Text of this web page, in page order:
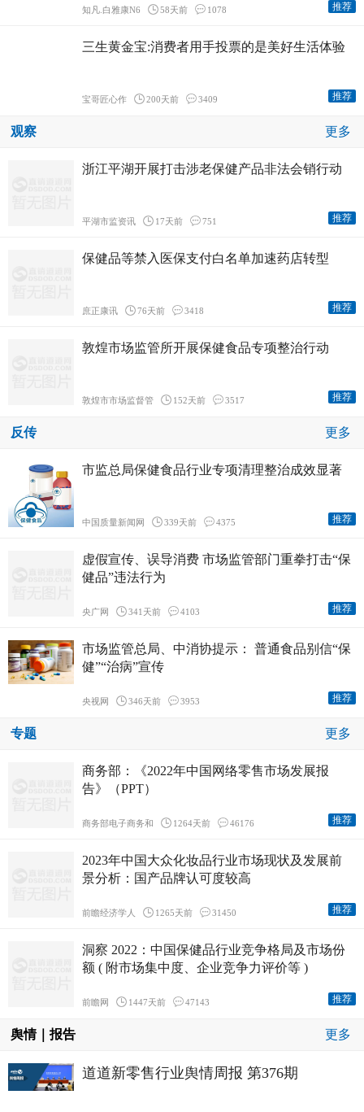
知凡.白雅康N6 58天前 1078 推荐
三生黄金宝:消费者用手投票的是美好生活体验
宝哥匠心作 200天前 3409 推荐
观察 更多
浙江平湖开展打击涉老保健产品非法会销行动
平湖市监资讯 17天前 751 推荐
保健品等禁入医保支付白名单加速药店转型
庶正康讯 76天前 3418 推荐
敦煌市场监管所开展保健食品专项整治行动
敦煌市市场监督管 152天前 3517 推荐
反传 更多
市监总局保健食品行业专项清理整治成效显著
中国质量新闻网 339天前 4375 推荐
虚假宣传、误导消费 市场监管部门重拳打击“保
健品”违法行为
央广网 341天前 4103 推荐
市场监管总局、中消协提示： 普通食品别信“保
健”“治病”宣传
央视网 346天前 3953 推荐
专题 更多
商务部：《2022年中国网络零售市场发展报
告》（PPT）
商务部电子商务和 1264天前 46176 推荐
2023年中国大众化妆品行业市场现状及发展前
景分析：国产品牌认可度较高
前瞻经济学人 1265天前 31450 推荐
洞察 2022：中国保健品行业竞争格局及市场份
额 ( 附市场集中度、企业竞争力评价等 )
前瞻网 1447天前 47143 推荐
舆情｜报告 更多
道道新零售行业舆情周报 第376期